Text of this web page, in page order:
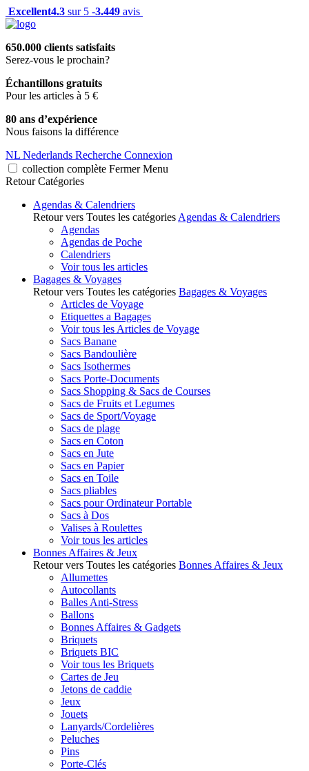
Excellent4.3 sur 5 -3.449 avis
650.000 clients satisfaits
Serez-vous le prochain?
Échantillons gratuits
Pour les articles à 5 €
80 ans d’expérience
Nous faisons la différence
NL Nederlands Recherche Connexion
collection complète Fermer Menu
Retour Catégories
Agendas & Calendriers
Retour vers Toutes les catégories Agendas & Calendriers
Agendas
Agendas de Poche
Calendriers
Voir tous les articles
Bagages & Voyages
Retour vers Toutes les catégories Bagages & Voyages
Articles de Voyage
Etiquettes a Bagages
Voir tous les Articles de Voyage
Sacs Banane
Sacs Bandoulière
Sacs Isothermes
Sacs Porte-Documents
Sacs Shopping & Sacs de Courses
Sacs de Fruits et Legumes
Sacs de Sport/Voyage
Sacs de plage
Sacs en Coton
Sacs en Jute
Sacs en Papier
Sacs en Toile
Sacs pliables
Sacs pour Ordinateur Portable
Sacs à Dos
Valises à Roulettes
Voir tous les articles
Bonnes Affaires & Jeux
Retour vers Toutes les catégories Bonnes Affaires & Jeux
Allumettes
Autocollants
Balles Anti-Stress
Ballons
Bonnes Affaires & Gadgets
Briquets
Briquets BIC
Voir tous les Briquets
Cartes de Jeu
Jetons de caddie
Jeux
Jouets
Lanyards/Cordelières
Peluches
Pins
Porte-Clés